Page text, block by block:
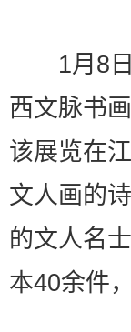
1月8日
西文脉书
该展览在
文人画的
的文人名
本40余件